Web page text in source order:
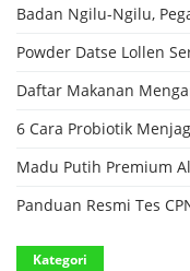
Badan Ngilu-Ngilu,
Powder Datse Lollen
Daftar Makanan
6 Cara Probiotik
Madu Putih Premium
Panduan Resmi Tes
Kategori